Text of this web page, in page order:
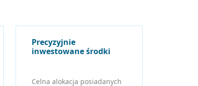
Precyzyjnie
inwestowane środki
Celna alokacja posiadanych